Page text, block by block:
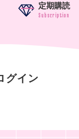
定期購読
グイン